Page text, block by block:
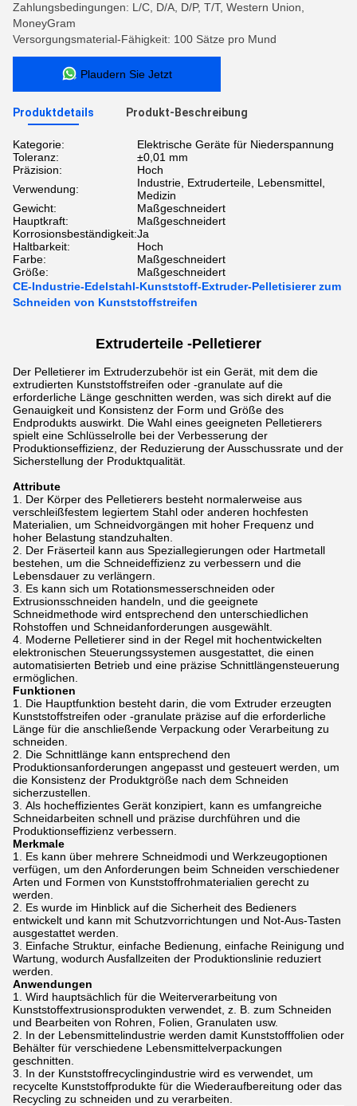
Zahlungsbedingungen: L/C, D/A, D/P, T/T, Western Union,
MoneyGram
Versorgungsmaterial-Fähigkeit: 100 Sätze pro Mund
Plaudern Sie Jetzt
Produktdetails Produkt-Beschreibung
Kategorie:
Elektrische Geräte für Niederspannung
Toleranz:
±0,01 mm
Präzision:
Hoch
Verwendung:
Industrie, Extruderteile, Lebensmittel,
Medizin
Gewicht:
Maßgeschneidert
Hauptkraft:
Maßgeschneidert
Korrosionsbeständigkeit:Ja
Haltbarkeit:
Hoch
Farbe:
Maßgeschneidert
Größe:
Maßgeschneidert
CE-Industrie-Edelstahl-Kunststoff-Extruder-Pelletisierer zum
Schneiden von Kunststoffstreifen
Extruderteile -Pelletierer
Der Pelletierer im Extruderzubehör ist ein Gerät, mit dem die
extrudierten Kunststoffstreifen oder -granulate auf die
erforderliche Länge geschnitten werden, was sich direkt auf die
Genauigkeit und Konsistenz der Form und Größe des
Endprodukts auswirkt. Die Wahl eines geeigneten Pelletierers
spielt eine Schlüsselrolle bei der Verbesserung der
Produktionseffizienz, der Reduzierung der Ausschussrate und der
Sicherstellung der Produktqualität.
Attribute
Der Körper des Pelletierers besteht normalerweise aus
verschleißfestem legiertem Stahl oder anderen hochfesten
Materialien, um Schneidvorgängen mit hoher Frequenz und
hoher Belastung standzuhalten.
Der Fräserteil kann aus Speziallegierungen oder Hartmetall
bestehen, um die Schneideffizienz zu verbessern und die
Lebensdauer zu verlängern.
Es kann sich um Rotationsmesserschneiden oder
Extrusionsschneiden handeln, und die geeignete
Schneidmethode wird entsprechend den unterschiedlichen
Rohstoffen und Schneidanforderungen ausgewählt.
Moderne Pelletierer sind in der Regel mit hochentwickelten
elektronischen Steuerungssystemen ausgestattet, die einen
automatisierten Betrieb und eine präzise Schnittlängensteuerung
ermöglichen.
Funktionen
Die Hauptfunktion besteht darin, die vom Extruder erzeugten
Kunststoffstreifen oder -granulate präzise auf die erforderliche
Länge für die anschließende Verpackung oder Verarbeitung zu
schneiden.
Die Schnittlänge kann entsprechend den
Produktionsanforderungen angepasst und gesteuert werden, um
die Konsistenz der Produktgröße nach dem Schneiden
sicherzustellen.
Als hocheffizientes Gerät konzipiert, kann es umfangreiche
Schneidarbeiten schnell und präzise durchführen und die
Produktionseffizienz verbessern.
Merkmale
Es kann über mehrere Schneidmodi und Werkzeugoptionen
verfügen, um den Anforderungen beim Schneiden verschiedener
Arten und Formen von Kunststoffrohmaterialien gerecht zu
werden.
Es wurde im Hinblick auf die Sicherheit des Bedieners
entwickelt und kann mit Schutzvorrichtungen und Not-Aus-Tasten
ausgestattet werden.
Einfache Struktur, einfache Bedienung, einfache Reinigung und
Wartung, wodurch Ausfallzeiten der Produktionslinie reduziert
werden.
Anwendungen
Wird hauptsächlich für die Weiterverarbeitung von
Kunststoffextrusionsprodukten verwendet, z. B. zum Schneiden
und Bearbeiten von Rohren, Folien, Granulaten usw.
In der Lebensmittelindustrie werden damit Kunststofffolien oder
Behälter für verschiedene Lebensmittelverpackungen
geschnitten.
In der Kunststoffrecyclingindustrie wird es verwendet, um
recycelte Kunststoffprodukte für die Wiederaufbereitung oder das
Recycling zu schneiden und zu verarbeiten.